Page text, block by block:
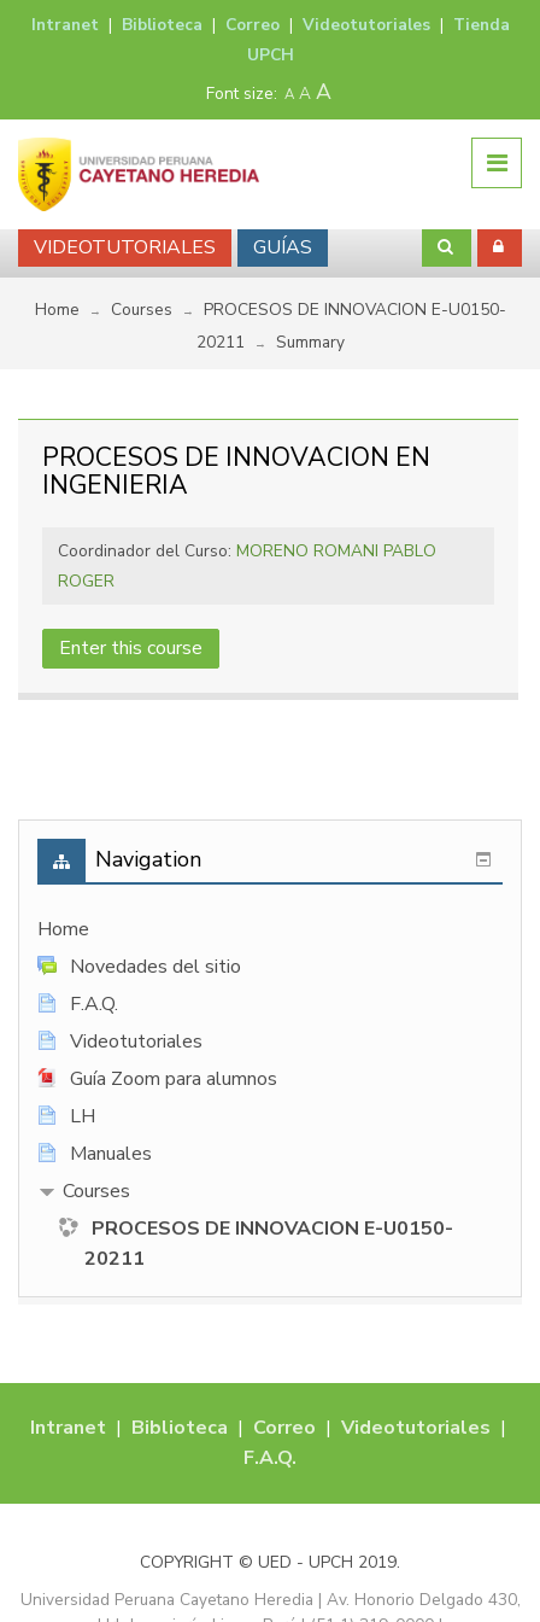
Intranet | Biblioteca | Correo| Videotutoriales| Tienda
UPCH
Font size: A A A
VIDEOTUTORIALES GUÍAS
Home → Courses →
PROCESOS DE INNOVACION E-U0150-
20211
→ Summary
PROCESOS DE INNOVACION EN
INGENIERIA
Coordinador del Curso: MORENO ROMANI PABLO
ROGER
Enter this course
Navigation
Home
Novedades del sitio
F.A.Q.
Videotutoriales
Guía Zoom para alumnos
LH
Manuales
Courses
PROCESOS DE INNOVACION E-U0150-
20211
Intranet| Biblioteca | Correo | Videotutoriales |
F.A.Q.
COPYRIGHT © UED - UPCH 2019.
Universidad Peruana Cayetano Heredia | Av. Honorio Delgado 430,